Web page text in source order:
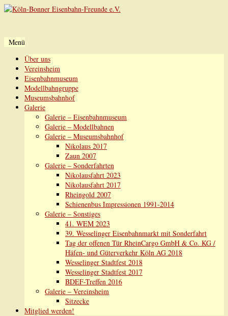
Menü
Zum
Inhalt
springen
Über uns
Vereinsheim
Eisenbahnmuseum
Modellbahngruppe
Museumsbahnhof
Galerie
Galerie – Eisenbahnmuseum
Galerie – Modellbahnen
Galerie – Museumsbahnhof
Nikolaus 2017
Zaun 2007
Galerie – Sonderfahrten
Nikolausfahrt 2023
Nikolausfahrt 2017
Rheingold 2007
Schienenbus Impressionen 1991-2014
Galerie – Sonstiges
41. WEM 2023
39. Wesselinger Eisenbahnmarkt mit Sonderfahrt
Tag der offenen Tür RheinCargo GmbH & Co. KG /
Häfen- und Güterverkehr Köln AG 2018
Wesselinger Stadtfest 2018
Wesselinger Stadtfest 2017
BDEF-Treffen 2016
Galerie – Vereinsheim
Sitzecke
Mitglied werden!